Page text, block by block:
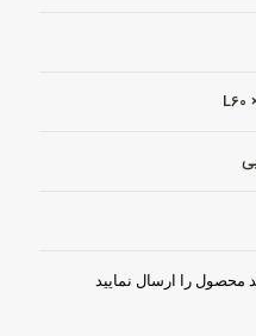
محصول را ارسال نمایید